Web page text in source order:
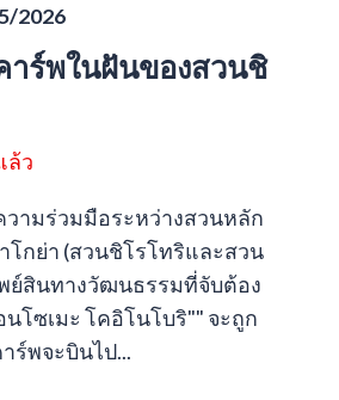
2026
าร์พในฝันของสวนชิ
ล้ว
วามร่วมมือระหว่างสวนหลัก
โกย่า (สวนชิโรโทริและสวน
ย์สินทางวัฒนธรรมที่จับต้อง
นโซเมะ โคอิโนโบริ"" จะถูก
ร์พจะบินไป...